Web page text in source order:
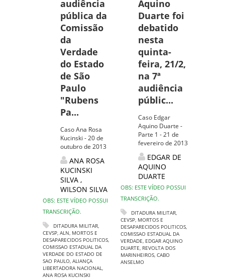
audiência
pública da
Comissão
da
Verdade
do Estado
de São
Paulo
"Rubens
Pa...
Caso Ana Rosa
Kucinski - 20 de
outubro de 2013
ANA ROSA
KUCINSKI
SILVA ,
WILSON SILVA
OBS: ESTE VÍDEO POSSUI
TRANSCRIÇÃO.
DITADURA MILITAR,
CEVSP, ALN, MORTOS E
DESAPARECIDOS POLITICOS,
COMISSAO ESTADUAL DA
VERDADE DO ESTADO DE
SAO PAULO, ALIANÇA
LIBERTADORA NACIONAL,
ANA ROSA KUCINSKI
Aquino
Duarte foi
debatido
nesta
quinta-
feira, 21/2,
na 7ª
audiência
públic...
Caso Edgar
Aquino Duarte -
Parte 1 - 21 de
fevereiro de 2013
EDGAR DE
AQUINO
DUARTE
OBS: ESTE VÍDEO POSSUI
TRANSCRIÇÃO.
DITADURA MILITAR,
CEVSP, MORTOS E
DESAPARECIDOS POLITICOS,
COMISSAO ESTADUAL DA
VERDADE, EDGAR AQUINO
DUARTE, REVOLTA DOS
MARINHEIROS, CABO
ANSELMO